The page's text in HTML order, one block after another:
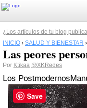
¿Los artículos de tu blog
INICIO › SALUD Y BIENESTAR ›
Las peores
Por Ktikaa @XKRedes
Los Postmodernos
Save